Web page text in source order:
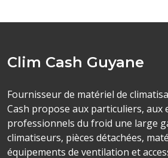
Clim Cash Guyane
Fournisseur de matériel de
Cash propose aux particuliers, aux
professionnels du froid une large
climatiseurs, pièces détachées,
équipements de ventilation et